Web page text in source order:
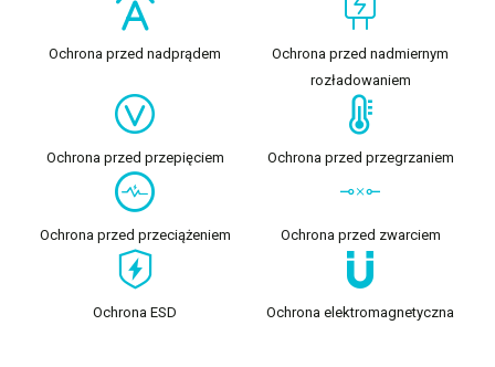
Ochrona przed nadprądem
Ochrona przed nadmiernym
rozładowaniem
Ochrona przed przepięciem Ochrona przed przegrzaniem
Ochrona przed przeciążeniem Ochrona przed zwarciem
Ochrona ESD Ochrona elektromagnetyczna